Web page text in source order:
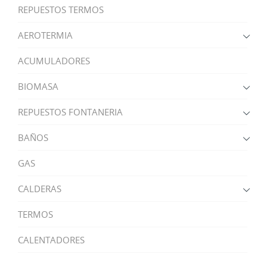
REPUESTOS TERMOS
AEROTERMIA
ACUMULADORES
BIOMASA
REPUESTOS FONTANERIA
BAÑOS
GAS
CALDERAS
TERMOS
CALENTADORES